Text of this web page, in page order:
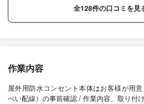
全128件の口コミを見
作業内容
屋外用防水コンセント本体はお客様が用
ぺい配線）の事前確認 / 作業内容、取り付